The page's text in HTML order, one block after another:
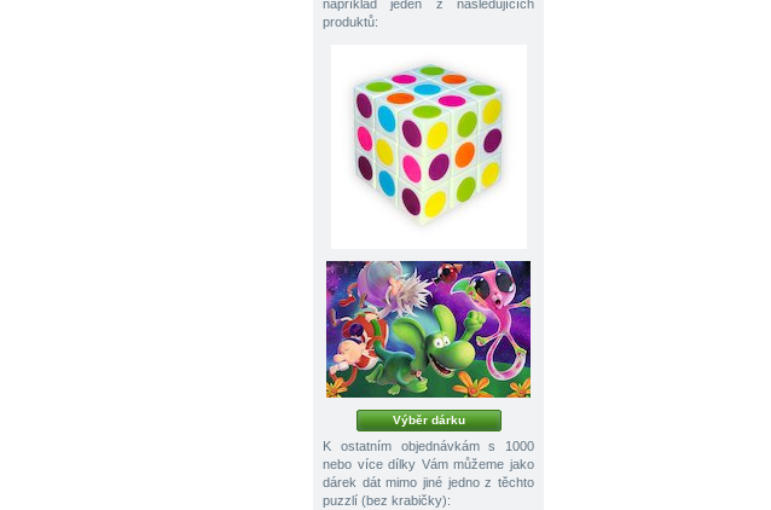
například jeden z následujících
produktů:
Výběr dárku
K ostatním objednávkám s 1000
nebo více dílky Vám můžeme jako
dárek dát mimo jiné jedno z těchto
puzzlí (bez krabičky):